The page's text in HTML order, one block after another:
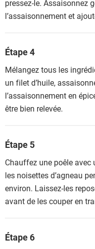
pressez-le. Assaisonnez
l’assaisonnement et
Étape 4
Mélangez tous les
un filet d’huile,
l’assaisonnement en
être bien relevée.
Étape 5
Chauffez une poêle avec
les noisettes d’agneau
environ. Laissez-les
avant de les couper en
Étape 6